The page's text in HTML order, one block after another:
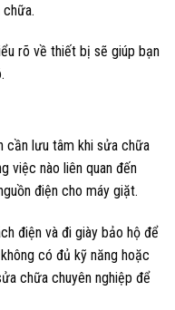
rõ về thiết bị sẽ giúp bạn
cần lưu tâm khi sửa chữa
việc nào liên quan đến
điện cho máy giặt.
điện và đi giày bảo hộ để
có đủ kỹ năng hoặc
chữa chuyên nghiệp để